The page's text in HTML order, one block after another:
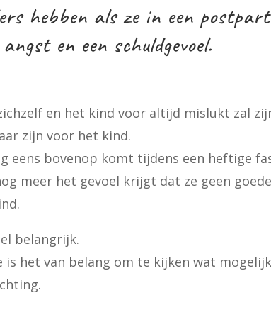
hebben als ze in een
en een schuldgevoel.
en het kind voor altijd mislukt zal
zijn voor het kind.
eens bovenop komt tijdens een heftige
meer het gevoel krijgt dat ze geen goede
belangrijk.
het van belang om te kijken wat